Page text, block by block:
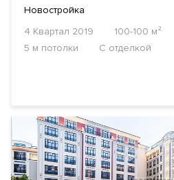
Новостройка
4 Квартал 2019
100-100 м²
5 м потолки
С отделкой